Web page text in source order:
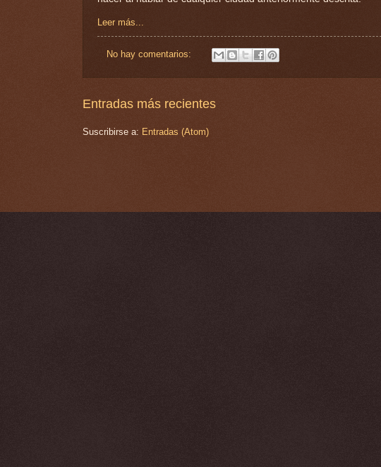
Leer más...
No hay comentarios:
Entradas más recientes
Suscribirse a: Entradas (Atom)